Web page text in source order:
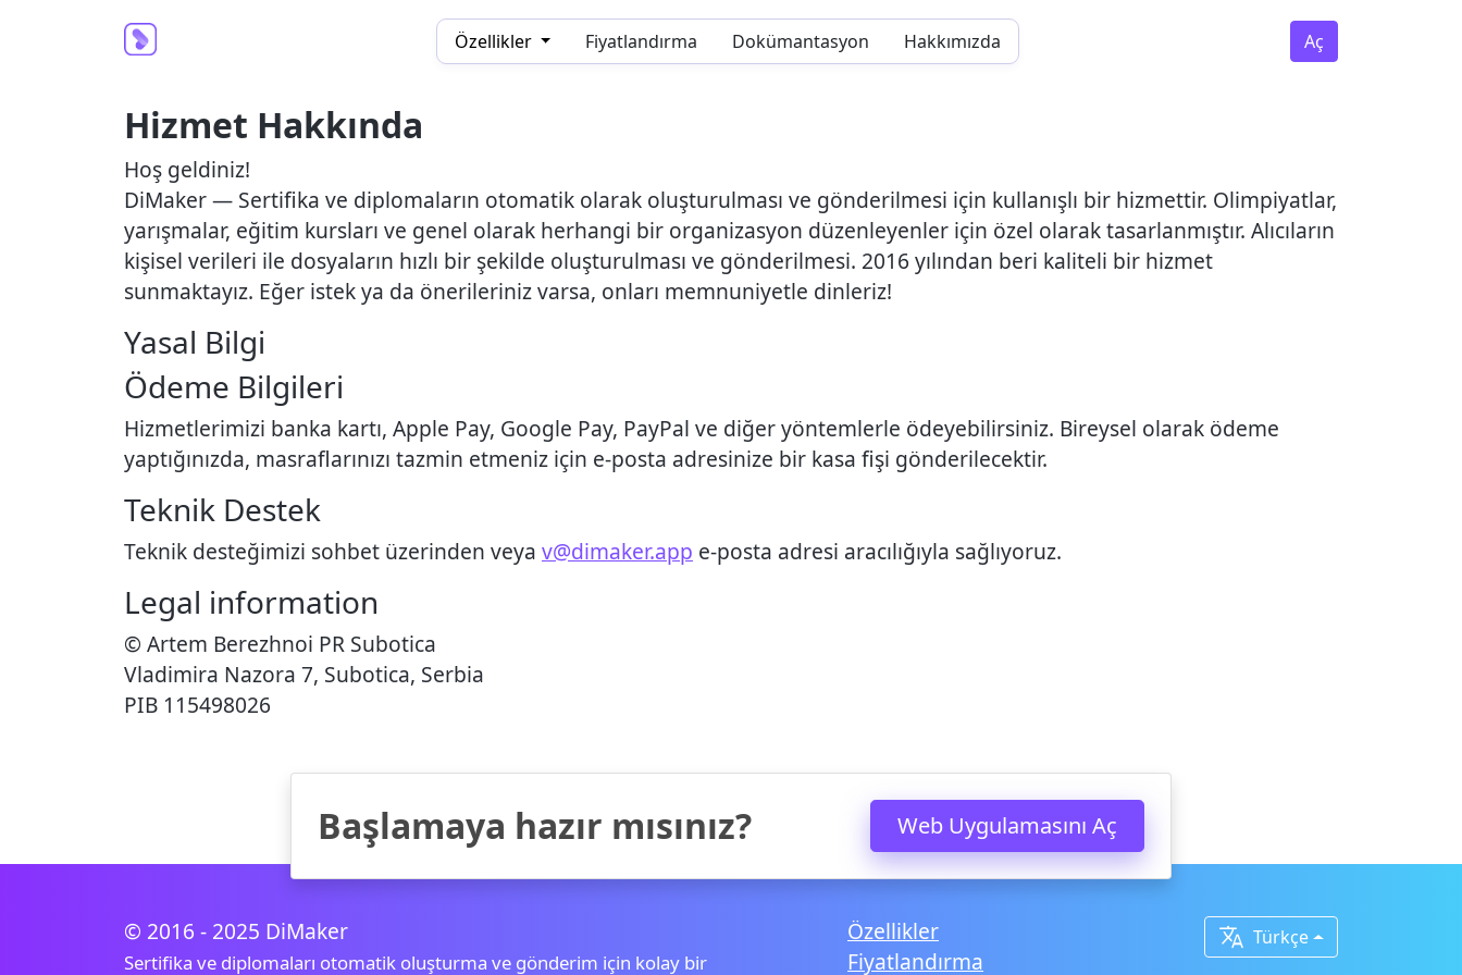
Özellikler Fiyatlandırma Dokümantasyon Hakkımızda Aç
Hizmet Hakkında
Hoş geldiniz!
DiMaker — Sertifika ve diplomaların otomatik olarak oluşturulması ve gönderilmesi için kullanışlı bir hizmettir. Olimpiyatlar,
yarışmalar, eğitim kursları ve genel olarak herhangi bir organizasyon düzenleyenler için özel olarak tasarlanmıştır. Alıcıların
kişisel verileri ile dosyaların hızlı bir şekilde oluşturulması ve gönderilmesi. 2016 yılından beri kaliteli bir hizmet
sunmaktayız. Eğer istek ya da önerileriniz varsa, onları memnuniyetle dinleriz!
Yasal Bilgi
Ödeme Bilgileri
Hizmetlerimizi banka kartı, Apple Pay, Google Pay, PayPal ve diğer yöntemlerle ödeyebilirsiniz. Bireysel olarak ödeme
yaptığınızda, masraflarınızı tazmin etmeniz için e-posta adresinize bir kasa fişi gönderilecektir.
Teknik Destek
Teknik desteğimizi sohbet üzerinden veya v@dimaker.app e-posta adresi aracılığıyla sağlıyoruz.
Legal information
© Artem Berezhnoi PR Subotica
Vladimira Nazora 7, Subotica, Serbia
PIB 115498026
Başlamaya hazır mısınız? Web Uygulamasını Aç
© 2016 - 2025 DiMaker
Sertifika ve diplomaları otomatik oluşturma ve gönderim için kolay bir
Özellikler
Fiyatlandırma
 Türkçe